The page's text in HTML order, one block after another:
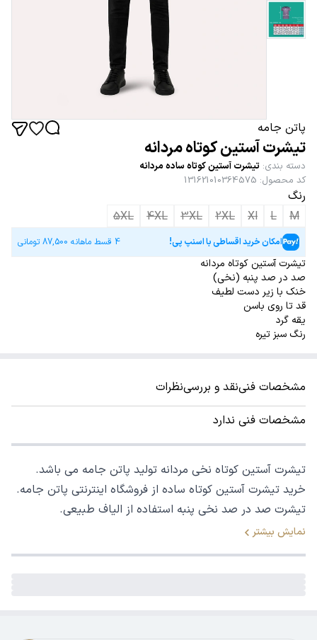
پاتن جامه
تیشرت آستین کوتاه مردانه
دسته بندی: تیشرت آستین کوتاه ساده مردانه
کد محصول:
131621010364575
رنگ
M
L
Xl
2XL
3XL
4XL
5XL
امکان خرید اقساطی با اسنپ پی! 4 قسط ماهانه 87,500 تومانی
تیشرت آستین کوتاه مردانه
صد در صد پنبه (نخی)
خنک با زیر دست لطیف
قد تا روی باسن
یقه گرد
رنگ سبز تیره
مشخصات فنینقد و بررسینظرات
مشخصات فنی ندارد
تیشرت آستین کوتاه نخی مردانه تولید پاتن جامه می باشد.
خرید تیشرت آستین کوتاه ساده از فروشگاه اینترنتی پاتن جامه.
تیشرت صد در صد نخی پنبه استفاده از الیاف طبیعی.
نمایش بیشتر